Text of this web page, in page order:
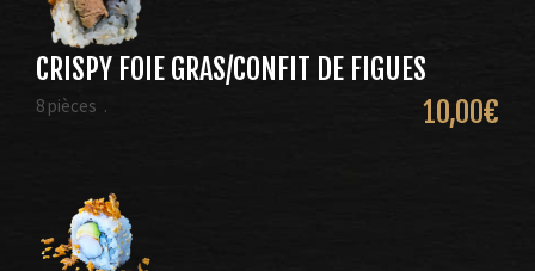
CRISPY FOIE GRAS/CONFIT DE FIGUES
10,00€
8 pièces .